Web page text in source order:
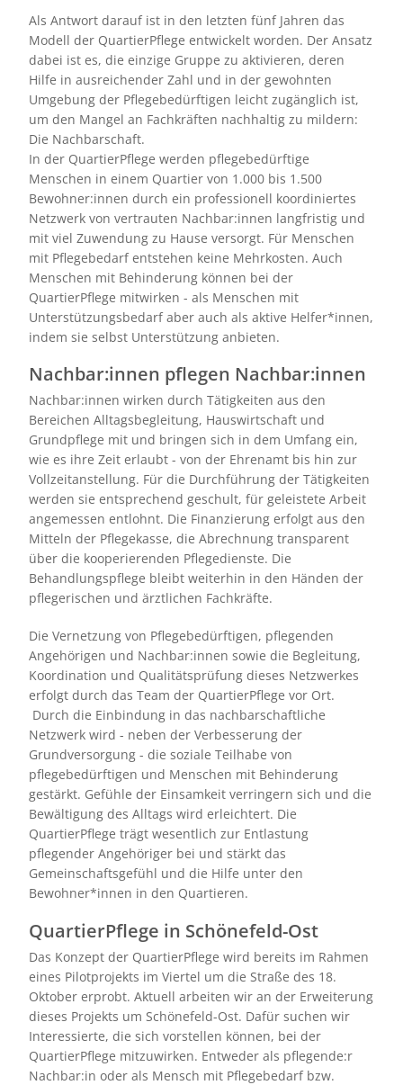
Als Antwort darauf ist in den letzten fünf Jahren das
Modell der QuartierPflege entwickelt worden. Der Ansatz
dabei ist es, die einzige Gruppe zu aktivieren, deren
Hilfe in ausreichender Zahl und in der gewohnten
Umgebung der Pflegebedürftigen leicht zugänglich ist,
um den Mangel an Fachkräften nachhaltig zu mildern:
Die Nachbarschaft.
In der QuartierPflege werden pflegebedürftige
Menschen in einem Quartier von 1.000 bis 1.500
Bewohner:innen durch ein professionell koordiniertes
Netzwerk von vertrauten Nachbar:innen langfristig und
mit viel Zuwendung zu Hause versorgt. Für Menschen
mit Pflegebedarf entstehen keine Mehrkosten. Auch
Menschen mit Behinderung können bei der
QuartierPflege mitwirken - als Menschen mit
Unterstützungsbedarf aber auch als aktive Helfer*innen,
indem sie selbst Unterstützung anbieten.
Nachbar:innen pflegen Nachbar:innen
Nachbar:innen wirken durch Tätigkeiten aus den
Bereichen Alltagsbegleitung, Hauswirtschaft und
Grundpflege mit und bringen sich in dem Umfang ein,
wie es ihre Zeit erlaubt - von der Ehrenamt bis hin zur
Vollzeitanstellung. Für die Durchführung der Tätigkeiten
werden sie entsprechend geschult, für geleistete Arbeit
angemessen entlohnt. Die Finanzierung erfolgt aus den
Mitteln der Pflegekasse, die Abrechnung transparent
über die kooperierenden Pflegedienste. Die
Behandlungspflege bleibt weiterhin in den Händen der
pflegerischen und ärztlichen Fachkräfte.
Die Vernetzung von Pflegebedürftigen, pflegenden
Angehörigen und Nachbar:innen sowie die Begleitung,
Koordination und Qualitätsprüfung dieses Netzwerkes
erfolgt durch das Team der QuartierPflege vor Ort.
Durch die Einbindung in das nachbarschaftliche
Netzwerk wird - neben der Verbesserung der
Grundversorgung - die soziale Teilhabe von
pflegebedürftigen und Menschen mit Behinderung
gestärkt. Gefühle der Einsamkeit verringern sich und die
Bewältigung des Alltags wird erleichtert. Die
QuartierPflege trägt wesentlich zur Entlastung
pflegender Angehöriger bei und stärkt das
Gemeinschaftsgefühl und die Hilfe unter den
Bewohner*innen in den Quartieren.
QuartierPflege in Schönefeld-Ost
Das Konzept der QuartierPflege wird bereits im Rahmen
eines Pilotprojekts im Viertel um die Straße des 18.
Oktober erprobt. Aktuell arbeiten wir an der Erweiterung
dieses Projekts um Schönefeld-Ost. Dafür suchen wir
Interessierte, die sich vorstellen können, bei der
QuartierPflege mitzuwirken. Entweder als pflegende:r
Nachbar:in oder als Mensch mit Pflegebedarf bzw.